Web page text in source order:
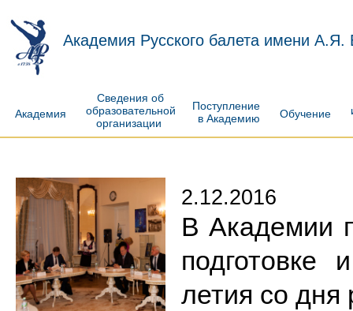
Академия Русского балета имени А.Я.
Академия
Сведения об
образовательной
организации
Поступление
в Академию
Обучение
2.12.2016
В Академии
подготовке
летия со